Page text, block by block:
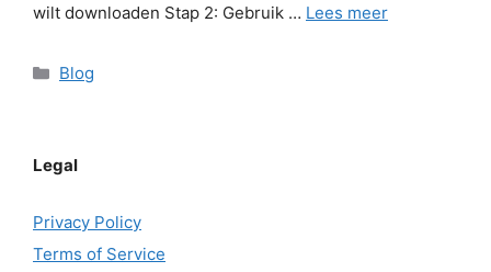
wilt downloaden Stap 2: Gebruik … Lees meer
Categorieën
Blog
Legal
Privacy Policy
Terms of Service